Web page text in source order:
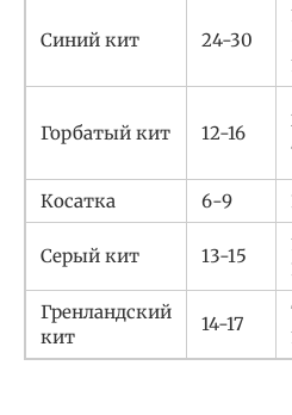
Синий кит 24-30
Горбатый кит 12-16
Косатка
6-9
Серый кит 13-15
Гренландский
кит
14-17